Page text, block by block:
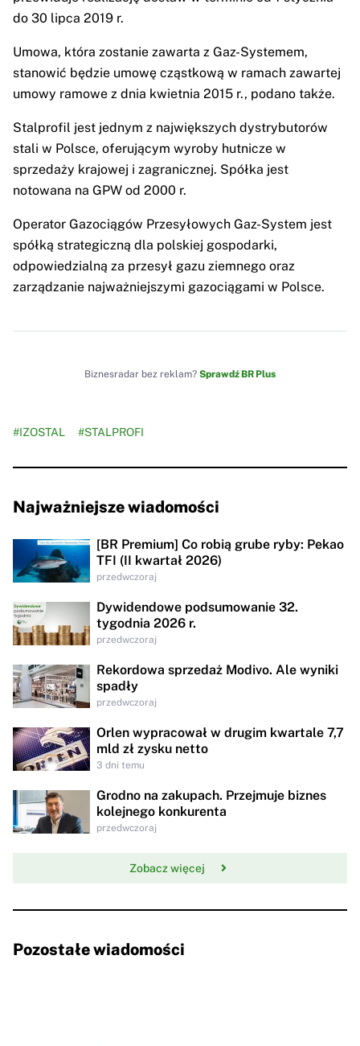
do 30 lipca 2019 r.
Umowa, która zostanie zawarta z Gaz-Systemem,
stanowić będzie umowę cząstkową w ramach zawartej
umowy ramowe z dnia kwietnia 2015 r., podano także.
Stalprofil jest jednym z największych dystrybutorów
stali w Polsce, oferującym wyroby hutnicze w
sprzedaży krajowej i zagranicznej. Spółka jest
notowana na GPW od 2000 r.
Operator Gazociągów Przesyłowych Gaz-System jest
spółką strategiczną dla polskiej gospodarki,
odpowiedzialną za przesył gazu ziemnego oraz
zarządzanie najważniejszymi gazociągami w Polsce.
Biznesradar bez reklam? Sprawdź BR Plus
#IZOSTAL #STALPROFI
Najważniejsze wiadomości
[BR Premium] Co robią grube ryby: Pekao
TFI (II kwartał 2026)
przedwczoraj
Dywidendowe podsumowanie 32.
tygodnia 2026 r.
przedwczoraj
Rekordowa sprzedaż Modivo. Ale wyniki
spadły
przedwczoraj
Orlen wypracował w drugim kwartale 7,7
mld zł zysku netto
3 dni temu
Grodno na zakupach. Przejmuje biznes
kolejnego konkurenta
przedwczoraj
Zobacz więcej
Pozostałe wiadomości